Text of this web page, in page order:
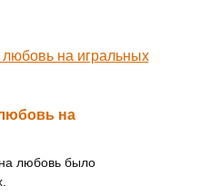
на
любовь было